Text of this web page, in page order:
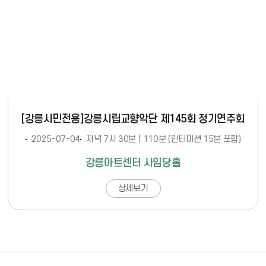
[강릉시민전용]강릉시립교향악단 제145회 정기연주회
2025-07-04 저녁 7시 30분 | 110분 (인터미션 15분 포함)
강릉아트센터 사임당홀
상세보기